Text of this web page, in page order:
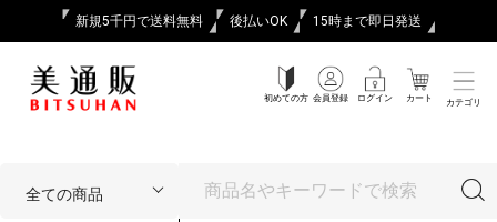
新規5千円で送料無料 後払いOK 15時まで即日発送
初めての方 会員登録 ログイン カート カテゴリ